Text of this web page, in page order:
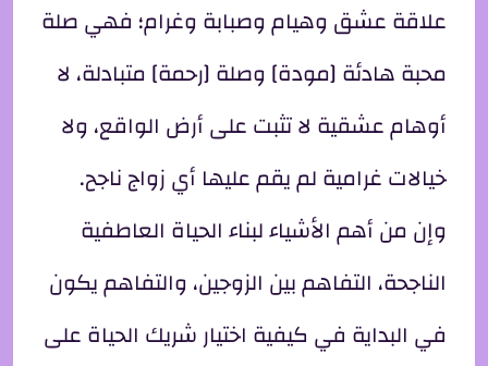
علاقة عشق وهيام وصبابة وغرام؛ فهي صلة
محبة هادئة [مودة] وصلة [رحمة] متبادلة، لا
أوهام عشقية لا تثبت على أرض الواقع، ولا
خيالات غرامية لم يقم عليها أي زواج ناجح.
وإن من أهم الأشياء لبناء الحياة العاطفية
الناجحة، التفاهم بين الزوجين، والتفاهم يكون
في البداية في كيفية اختيار شريك الحياة على